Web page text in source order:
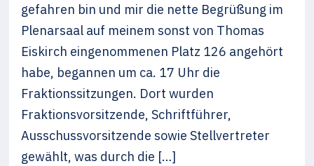
gefahren bin und mir die nette Begrüßung im
Plenarsaal auf meinem sonst von Thomas
Eiskirch eingenommenen Platz 126 angehört
habe, begannen um ca. 17 Uhr die
Fraktionssitzungen. Dort wurden
Fraktionsvorsitzende, Schriftführer,
Ausschussvorsitzende sowie Stellvertreter
gewählt, was durch die […]